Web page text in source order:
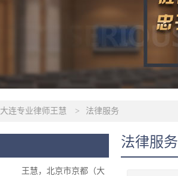
大连专业律师王慧 > 法律服务
王慧，北京市京都（大
法律服务